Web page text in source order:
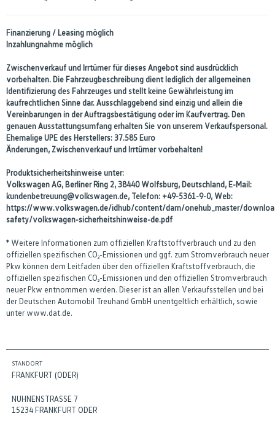
Finanzierung / Leasing möglich
Inzahlungnahme möglich
Zwischenverkauf und Irrtümer für dieses Angebot sind ausdrücklich
vorbehalten. Die Fahrzeugbeschreibung dient lediglich der allgemeinen
Identifizierung des Fahrzeuges und stellt keine Gewährleistung im
kaufrechtlichen Sinne dar. Ausschlaggebend sind einzig und allein die
Vereinbarungen in der Auftragsbestätigung oder im Kaufvertrag. Den
genauen Ausstattungsumfang erhalten Sie von unserem Verkaufspersonal.
Ehemalige UPE des Herstellers: 37.585 Euro
Änderungen, Zwischenverkauf und Irrtümer vorbehalten!
Produktsicherheitshinweise unter:
Volkswagen AG, Berliner Ring 2, 38440 Wolfsburg, Deutschland, E-Mail:
kundenbetreuung@volkswagen.de, Telefon: +49-5361-9-0, Web:
https://www.volkswagen.de/idhub/content/dam/onehub_master/
safety/volkswagen-sicherheitshinweise-de.pdf
* Weitere Informationen zum offiziellen Kraftstoffverbrauch und zu den
offiziellen spezifischen CO₂-Emissionen und ggf. zum Stromverbrauch neuer
Pkw können dem Leitfaden über den offiziellen Kraftstoffverbrauch, die
offiziellen spezifischen CO₂-Emissionen und den offiziellen Stromverbrauch
neuer Pkw entnommen werden. Dieser ist an allen Verkaufsstellen und bei
der Deutschen Automobil Treuhand GmbH unentgeltlich erhältlich, sowie
unter www.dat.de.
STANDORT
FRANKFURT (ODER)
NUHNENSTRASSE 7
15234 FRANKFURT ODER